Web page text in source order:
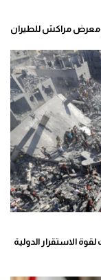
معرض مراكش للطيران
الاستقرار الدولية